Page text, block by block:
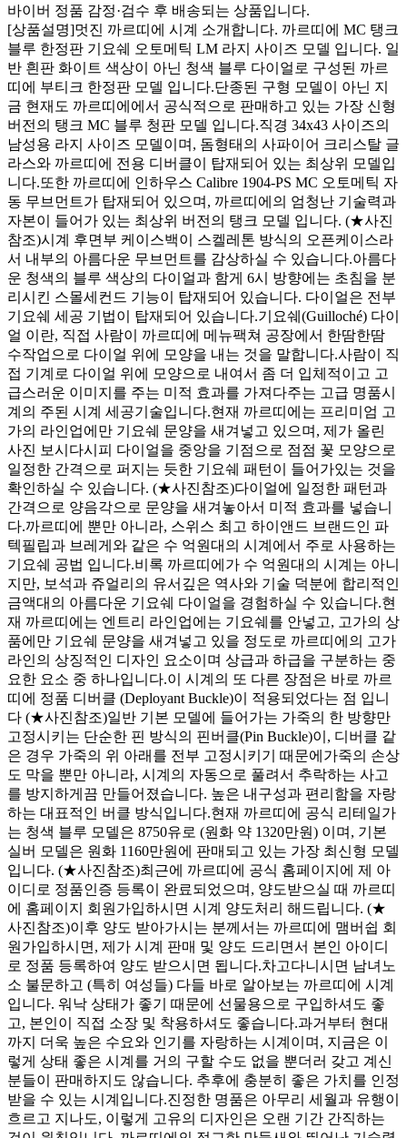
바이버 정품 감정·검수 후 배송되는 상품입니다.
[상품설명] ​ 멋진 까르띠에 시계 소개합니다. 까르띠에 MC 탱크
블루 한정판 기요쉐 오토메틱 LM 라지 사이즈 모델 입니다. 일
반 흰판 화이트 색상이 아닌 청색 블루 다이얼로 구성된 까르
띠에 부티크 한정판 모델 입니다. ​ 단종된 구형 모델이 아닌 지
금 현재도 까르띠에에서 공식적으로 판매하고 있는 가장 신형
버전의 탱크 MC 블루 청판 모델 입니다. ​ 직경 34x43 사이즈의
남성용 라지 사이즈 모델이며, 돔형태의 사파이어 크리스탈 글
라스와 까르띠에 전용 디버클이 탑재되어 있는 최상위 모델입
니다. ​ 또한 까르띠에 인하우스 Calibre 1904-PS MC 오토메틱 자
동 무브먼트가 탑재되어 있으며, 까르띠에의 엄청난 기술력과
자본이 들어가 있는 최상위 버전의 탱크 모델 입니다. (★사진
참조) ​ 시계 후면부 케이스백이 스켈레톤 방식의 오픈케이스라
서 내부의 아름다운 무브먼트를 감상하실 수 있습니다. ​ 아름다
운 청색의 블루 색상의 다이얼과 함게 6시 방향에는 초침을 분
리시킨 스몰세컨드 기능이 탑재되어 있습니다. 다이얼은 전부
기요쉐 세공 기법이 탑재되어 있습니다. ​ 기요쉐(Guilloché) 다이
얼 이란, 직접 사람이 까르띠에 메뉴팩쳐 공장에서 한땀한땀
수작업으로 다이얼 위에 모양을 내는 것을 말합니다. ​ 사람이 직
접 기계로 다이얼 위에 모양으로 내여서 좀 더 입체적이고 고
급스러운 이미지를 주는 미적 효과를 가져다주는 고급 명품시
계의 주된 시계 세공기술입니다. ​ 현재 까르띠에는 프리미엄 고
가의 라인업에만 기요쉐 문양을 새겨넣고 있으며, 제가 올린
사진 보시다시피 다이얼을 중앙을 기점으로 점점 꽃 모양으로
일정한 간격으로 퍼지는 듯한 기요쉐 패턴이 들어가있는 것을
확인하실 수 있습니다. (★사진참조) ​ 다이얼에 일정한 패턴과
간격으로 양음각으로 문양을 새겨놓아서 미적 효과를 넣습니
다. ​ 까르띠에 뿐만 아니라, 스위스 최고 하이앤드 브랜드인 파
텍필립과 브레게와 같은 수 억원대의 시계에서 주로 사용하는
기요쉐 공법 입니다. ​ 비록 까르띠에가 수 억원대의 시계는 아니
지만, 보석과 쥬얼리의 유서깊은 역사와 기술 덕분에 합리적인
금액대의 아름다운 기요쉐 다이얼을 경험하실 수 있습니다. ​ 현
재 까르띠에는 엔트리 라인업에는 기요쉐를 안넣고, 고가의 상
품에만 기요쉐 문양을 새겨넣고 있을 정도로 까르띠에의 고가
라인의 상징적인 디자인 요소이며 상급과 하급을 구분하는 중
요한 요소 중 하나입니다. ​ 이 시계의 또 다른 장점은 바로 까르
띠에 정품 디버클 (Deployant Buckle)이 적용되었다는 점 입니
다 (★사진참조) ​ 일반 기본 모델에 들어가는 가죽의 한 방향만
고정시키는 단순한 핀 방식의 핀버클(Pin Buckle)이, 디버클 같
은 경우 가죽의 위 아래를 전부 고정시키기 때문에 ​ 가죽의 손상
도 막을 뿐만 아니라, 시계의 자동으로 풀려서 추락하는 사고
를 방지하게끔 만들어졌습니다. 높은 내구성과 편리함을 자랑
하는 대표적인 버클 방식입니다. ​ 현재 까르띠에 공식 리테일가
는 청색 블루 모델은 8750유로 (원화 약 1320만원) 이며, 기본
실버 모델은 원화 1160만원에 판매되고 있는 가장 최신형 모델
입니다. (★사진참조) ​ 최근에 까르띠에 공식 홈페이지에 제 아
이디로 정품인증 등록이 완료되었으며, 양도받으실 때 까르띠
에 홈페이지 회원가입하시면 시계 양도처리 해드립니다. (★
사진참조) ​ 이후 양도 받아가시는 분께서는 까르띠에 맴버쉽 회
원가입하시면, 제가 시계 판매 및 양도 드리면서 본인 아이디
로 정품 등록하여 양도 받으시면 됩니다. ​ 차고다니시면 남녀노
소 불문하고 (특히 여성들) 다들 바로 알아보는 까르띠에 시계
입니다. 워낙 상태가 좋기 때문에 선물용으로 구입하셔도 좋
고, 본인이 직접 소장 및 착용하셔도 좋습니다. ​ 과거부터 현대
까지 더욱 높은 수요와 인기를 자랑하는 시계이며, 지금은 이
렇게 상태 좋은 시계를 거의 구할 수도 없을 뿐더러 갖고 계신
분들이 판매하지도 않습니다. 추후에 충분히 좋은 가치를 인정
받을 수 있는 시계입니다. ​ 진정한 명품은 아무리 세월과 유행이
흐르고 지나도, 이렇게 고유의 디자인은 오랜 기간 간직하는